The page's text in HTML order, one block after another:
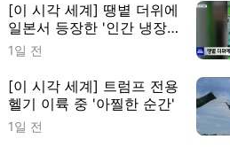
[이 시각 세계] 땡볕 더위에
일본서 등장한 '인간 냉장
고'
1일 전
[이 시각 세계] 트럼프 전용
헬기 이륙 중 '아찔한 순간'
1일 전